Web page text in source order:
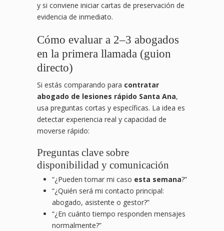
y si conviene iniciar cartas de preservación de
evidencia de inmediato.
Cómo evaluar a 2–3 abogados
en la primera llamada (guion
directo)
Si estás comparando para contratar
abogado de lesiones rápido Santa Ana,
usa preguntas cortas y específicas. La idea es
detectar experiencia real y capacidad de
moverse rápido:
Preguntas clave sobre
disponibilidad y comunicación
“¿Pueden tomar mi caso esta semana?”
“¿Quién será mi contacto principal:
abogado, asistente o gestor?”
“¿En cuánto tiempo responden mensajes
normalmente?”